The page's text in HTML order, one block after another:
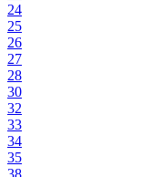
24
25
26
27
28
30
32
33
34
35
38